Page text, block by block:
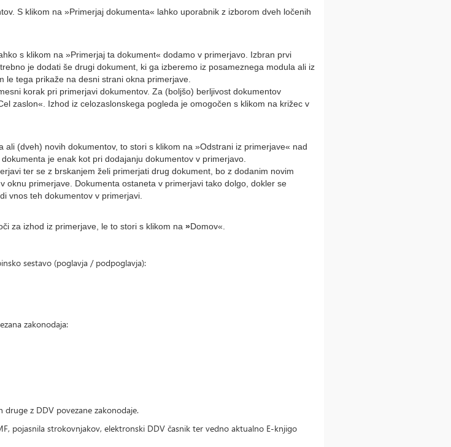
S klikom na »Primerjaj dokumenta« lahko uporabnik z izborom dveh ločenih
s klikom na »Primerjaj ta dokument« dodamo v primerjavo. Izbran prvi
je dodati še drugi dokument, ki ga izberemo iz posameznega modula ali iz
tega prikaže na desni strani okna primerjave.
korak pri primerjavi dokumentov. Za (boljšo) berljivost dokumentov
zaslon«. Izhod iz celozaslonskega pogleda je omogočen s klikom na križec v
(dveh) novih dokumentov, to stori s klikom na »Odstrani iz primerjave« nad
je enak kot pri dodajanju dokumentov v primerjavo.
ter se z brskanjem želi primerjati drug dokument, bo z dodanim novim
primerjave. Dokumenta ostaneta v primerjavi tako dolgo, dokler se
vnos teh dokumentov v primerjavi.
za izhod iz primerjave, le to stori s klikom na »Domov«.
sestavo (poglavja / podpoglavja):
zakonodaja:
druge z DDV povezane zakonodaje.
pojasnila strokovnjakov, elektronski DDV časnik ter vedno aktualno E-knjigo